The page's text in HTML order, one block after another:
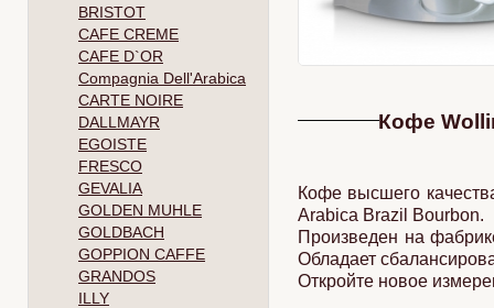
BRISTOT
CAFE CREME
CAFE D`OR
Compagnia Dell'Arabica
CARTE NOIRE
DALLMAYR
EGOISTE
FRESCO
GEVALIA
GOLDEN MUHLE
GOLDBACH
GOPPION CAFFE
GRANDOS
ILLY
Кофе
Кофе высшего
Arabica Brazil Bourbon.
Произведен на
Обладает
Откройте новое